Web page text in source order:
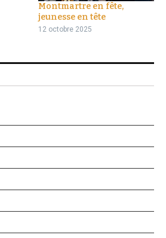
Montmartre en fête,
jeunesse en tête
12 octobre 2025